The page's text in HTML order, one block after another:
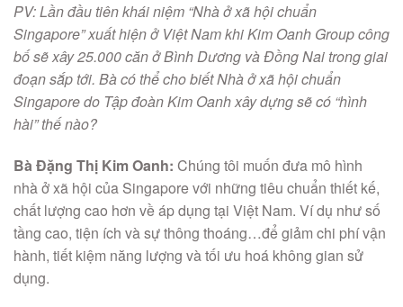
PV: Lần đầu tiên khái niệm “Nhà ở xã hội chuẩn
Singapore” xuất hiện ở Việt Nam khi Kim Oanh Group công
bố sẽ xây 25.000 căn ở Bình Dương và Đồng Nai trong giai
đoạn sắp tới. Bà có thể cho biết Nhà ở xã hội chuẩn
Singapore do Tập đoàn Kim Oanh xây dựng sẽ có “hình
hài” thế nào?
Bà Đặng Thị Kim Oanh: Chúng tôi muốn đưa mô hình
nhà ở xã hội của Singapore với những tiêu chuẩn thiết kế,
chất lượng cao hơn về áp dụng tại Việt Nam. Ví dụ như số
tầng cao, tiện ích và sự thông thoáng…để giảm chi phí vận
hành, tiết kiệm năng lượng và tối ưu hoá không gian sử
dụng.